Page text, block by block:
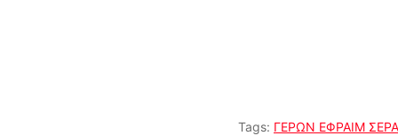
Tags: ΓΕΡΩΝ ΕΦΡΑΙΜ